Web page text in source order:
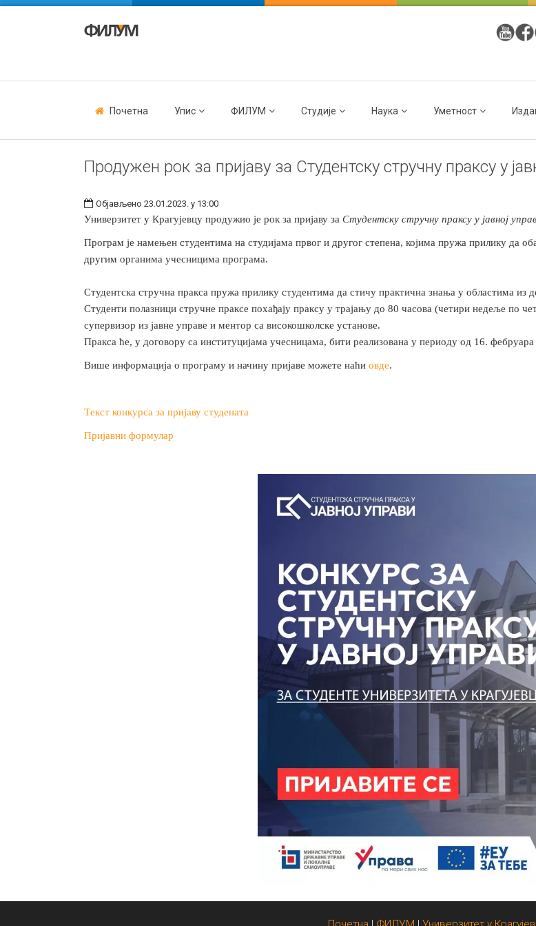
Почетна Упис ФИЛУМ Студије Наука Уметност
Продужен рок за пријаву за Студентску стручну праксу у
Објављено 23.01.2023. у 13:00
Универзитет у Крагујевцу продужио је рок за пријаву за Студентску стручну праксу у јавној
Програм је намењен студентима на студијама првог и другог степена, којима пружа прилику да
другим органима учесницима програма.
Студентска стручна пракса пружа прилику студентима да стичу практична знања у областима из
Студенти полазници стручне праксе похађају праксу у трајању до 80 часова (четири недеље по
супервизор из јавне управе и ментор са високошколске установе.
Пракса ће, у договору са институцијама учесницама, бити реализована у периоду од 16.
Више информација о програму и начину пријаве можете наћи овде.
Tекст конкурса за пријаву студената
Пријавни формулар